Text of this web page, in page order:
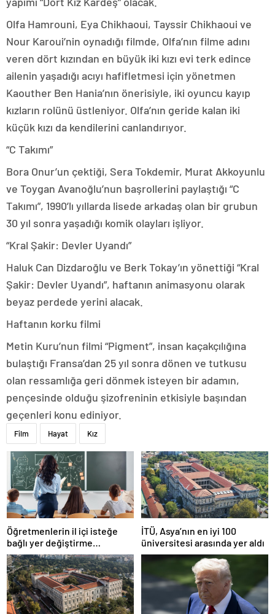
Olfa Hamrouni, Eya Chikhaoui, Tayssir Chikhaoui ve
Nour Karoui’nin oynadığı filmde, Olfa’nın filme adını
veren dört kızından en büyük iki kızı evi terk edince
ailenin yaşadığı acıyı hafifletmesi için yönetmen
Kaouther Ben Hania’nın önerisiyle, iki oyuncu kayıp
kızların rolünü üstleniyor. Olfa’nın geride kalan iki
küçük kızı da kendilerini canlandırıyor.
“C Takımı”
Bora Onur’un çektiği, Sera Tokdemir, Murat Akkoyunlu
ve Toygan Avanoğlu’nun başrollerini paylaştığı “C
Takımı”, 1990’lı yıllarda lisede arkadaş olan bir grubun
30 yıl sonra yaşadığı komik olayları işliyor.
“Kral Şakir: Devler Uyandı”
Haluk Can Dizdaroğlu ve Berk Tokay’ın yönettiği “Kral
Şakir: Devler Uyandı”, haftanın animasyonu olarak
beyaz perdede yerini alacak.
Haftanın korku filmi
Metin Kuru’nun filmi “Pigment”, insan kaçakçılığına
bulaştığı Fransa’dan 25 yıl sonra dönen ve tutkusu
olan ressamlığa geri dönmek isteyen bir adamın,
pençesinde olduğu şizofreninin etkisiyle başından
geçenleri konu ediniyor.
Film Hayat Kız
Öğretmenlerin il içi isteğe
bağlı yer değiştirme
başvuruları ne zaman?
İTÜ, Asya’nın en iyi 100
üniversitesi arasında yer aldı